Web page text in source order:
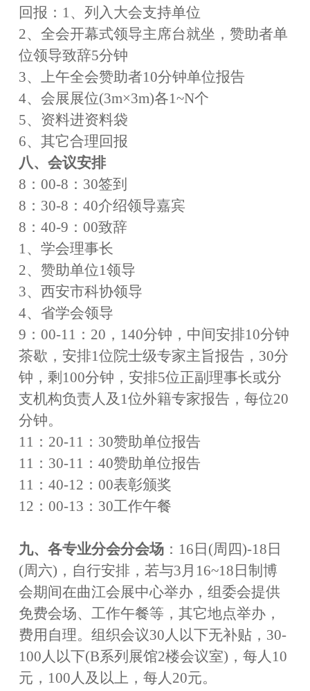
回报： 1、列入大会支持单位
2、全会开幕式领导主席台就坐，赞助者单
位领导致辞5分钟
3、上午全会赞助者10分钟单位报告
4、会展展位(3m×3m)各1~N个
5、资料进资料袋
6、其它合理回报
八、会议安排
8：00-8：30签到
8：30-8：40介绍领导嘉宾
8：40-9：00致辞
1、学会理事长
2、赞助单位1领导
3、西安市科协领导
4、省学会领导
9：00-11：20，140分钟，中间安排10分钟
茶歇，安排1位院士级专家主旨报告，30分
钟，剩100分钟，安排5位正副理事长或分
支机构负责人及1位外籍专家报告，每位20
分钟。
11：20-11：30赞助单位报告
11：30-11：40赞助单位报告
11：40-12：00表彰颁奖
12：00-13：30工作午餐
九、各专业分会分会场： 16日(周四)-18日
(周六)，自行安排，若与3月16~18日制博
会期间在曲江会展中心举办，组委会提供
免费会场、工作午餐等，其它地点举办，
费用自理。组织会议30人以下无补贴，30-
100人以下(B系列展馆2楼会议室)，每人10
元，100人及以上，每人20元。